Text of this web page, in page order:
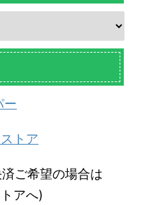
ー
トア
ご希望の場合は
アへ)